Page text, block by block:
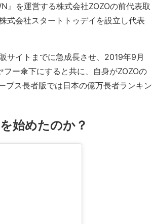
』を運営する株式会社ZOZOの前代表取
式会社スタートトゥデイを設立し代表
サイトまでに急成長させ、2019年9月
ー傘下にすると共に、自身がZOZOの
ス長者版では日本の億万長者ランキン
始めたのか？